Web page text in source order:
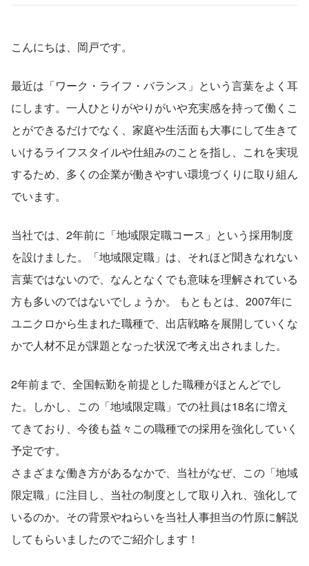
こんにちは、岡戸です。
最近は「ワーク・ライフ・バランス」という言葉をよく耳
にします。一人ひとりがやりがいや充実感を持って働くこ
とができるだけでなく、家庭や生活面も大事にして生きて
いけるライフスタイルや仕組みのことを指し、これを実現
するため、多くの企業が働きやすい環境づくりに取り組ん
でいます。
当社では、2年前に「地域限定職コース」という採用制度
を設けました。「地域限定職」は、それほど聞きなれない
言葉ではないので、なんとなくでも意味を理解されている
方も多いのではないでしょうか。 もともとは、2007年に
ユニクロから生まれた職種で、出店戦略を展開していくな
かで人材不足が課題となった状況で考え出されました。
2年前まで、全国転勤を前提とした職種がほとんどでし
た。しかし、この「地域限定職」での社員は18名に増え
てきており、今後も益々この職種での採用を強化していく
予定です。
さまざまな働き方があるなかで、当社がなぜ、この「地域
限定職」に注目し、当社の制度として取り入れ、強化して
いるのか。その背景やねらいを当社人事担当の竹原に解説
してもらいましたのでご紹介します！